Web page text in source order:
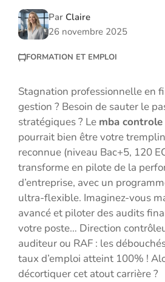
Par Claire
26 novembre 2025
FORMATION ET EMPLOI
Stagnation professionnelle en
gestion ? Besoin de sauter le
stratégiques ? Le mba
pourrait bien être votre
reconnue (niveau Bac+5, 120
transforme en pilote de la
d’entreprise, avec un
ultra-flexible. Imaginez-vous
avancé et piloter des audits
votre poste… Direction
auditeur ou RAF : les
taux d’emploi atteint 100% !
décortiquer cet atout carrière ?